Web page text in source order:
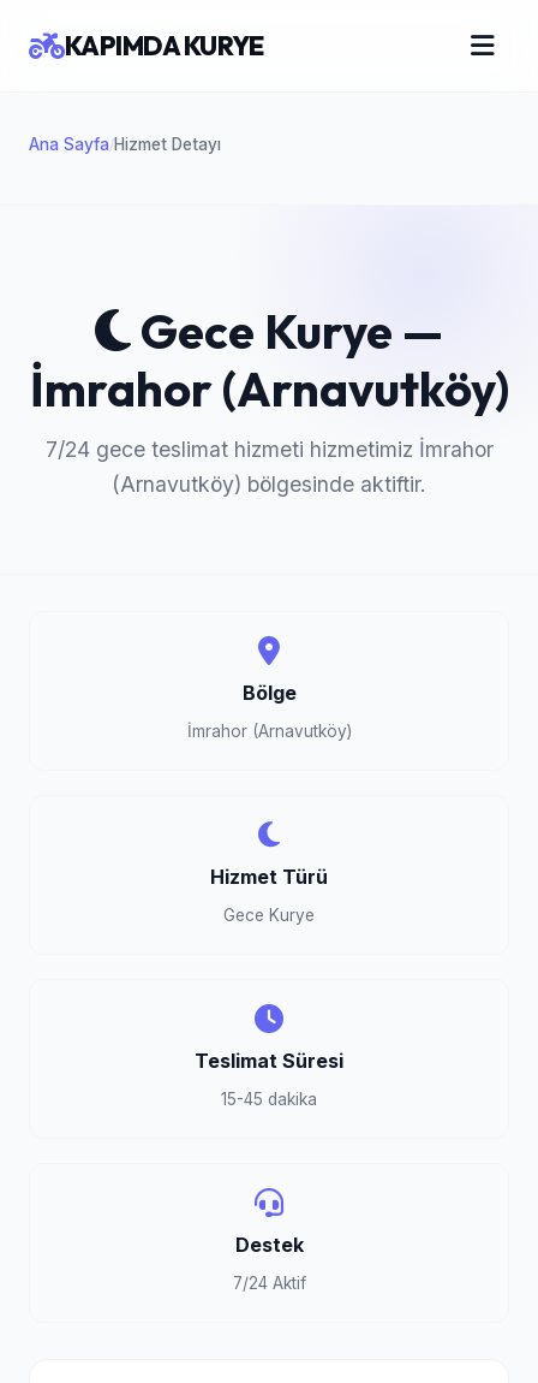
Ana Sayfa/Hizmet Detayı
KAPIMDA KURYE
Gece Kurye —
İmrahor (Arnavutköy)
7/24 gece teslimat hizmeti hizmetimiz İmrahor
(Arnavutköy) bölgesinde aktiftir.
Bölge
İmrahor (Arnavutköy)
Hizmet Türü
Gece Kurye
Teslimat Süresi
15-45 dakika
Destek
7/24 Aktif